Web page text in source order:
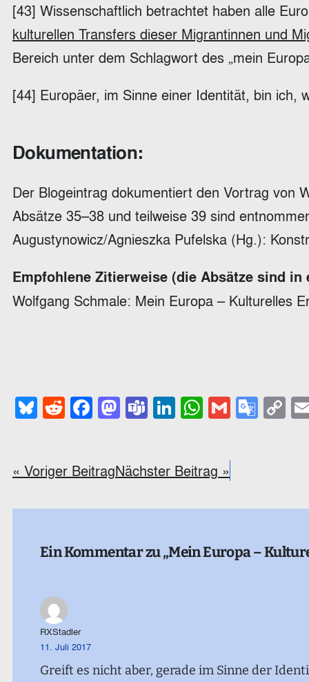
[43] Wissenschaftlich betrachtet haben alle
kulturellen Transfers dieser Migrantinnen und
Bereich unter dem Schlagwort des „mein
[44] Europäer, im Sinne einer Identität, bin ich,
Dokumentation:
Der Blogeintrag dokumentiert den Vortrag von
Absätze 35–38 und teilweise 39 sind
Augustynowicz/Agnieszka Pufelska (Hg.):
Empfohlene Zitierweise (die Absätze sind
Wolfgang Schmale: Mein Europa – Kulturelles
Bluesky
Reddit
Facebook
Mastodon
Teams
LinkedIn
WhatsApp
Gmail
« Voriger BeitragNächster Beitrag »
Ein Kommentar zu „Mein Europa –
RXStadler
11. Juli 2017
Greift es nicht aber, gerade im Sinne der